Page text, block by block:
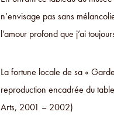
n’envisage pas sans
l’amour profond que j’ai
La fortune locale de sa «
reproduction encadrée du
Arts, 2001 – 2002)